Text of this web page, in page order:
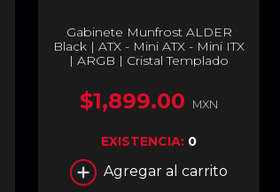
Gabinete Munfrost ALDER
Black | ATX - Mini ATX - Mini ITX
| ARGB | Cristal Templado
160mm Preinstalados |
CGALDERBMFT
$1,899.00 MXN
EXISTENCIA: 0
Agregar al carrito